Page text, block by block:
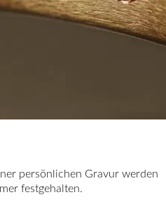
persönlichen Gravur werden
festgehalten.